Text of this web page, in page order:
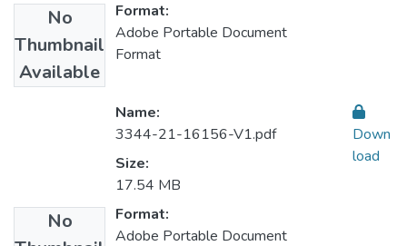
No
Thumbnail
Available
Format:
Adobe Portable Document
Format
No
Name:
3344-21-16156-V1.pdf
Size:
17.54 MB
Format:
Adobe Portable Document
Down
load